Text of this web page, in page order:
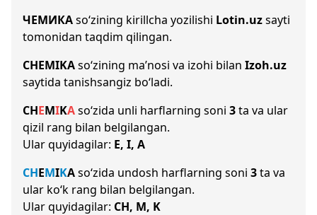
ЧЕМИКАso‘zining kirillcha yozilishi Lotin.uzsayti
tomonidan taqdim qilingan.
CHEMIKAso‘zining ma’nosi va izohi bilan Izoh.uz
saytida tanishsangiz bo‘ladi.
CHEMIKAso‘zida unli harflarning soni 3ta va ular
qizil rang bilan belgilangan.
Ular quyidagilar: E, I, A
CHEMIKAso‘zida undosh harflarning soni 3ta va
ular ko‘k rang bilan belgilangan.
Ular quyidagilar: CH, M, K